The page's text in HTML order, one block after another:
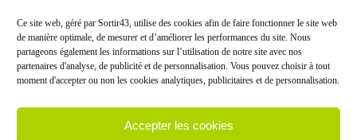
Ce site web, géré par Sortir43, utilise des cookies afin de faire fonctionner le site web
de manière optimale, de mesurer et d’améliorer les performances du site. Nous
partageons également les informations sur l’utilisation de notre site avec nos
partenaires d'analyse, de publicité et de personnalisation. Vous pouvez choisir à tout
moment d'accepter ou non les cookies analytiques, publicitaires et de personnalisation.
Accepter les cookies